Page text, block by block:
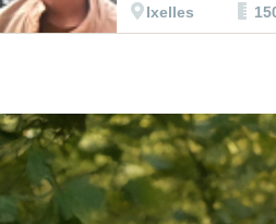
Ixelles
Rapport